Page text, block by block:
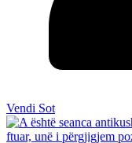
Vendi Sot